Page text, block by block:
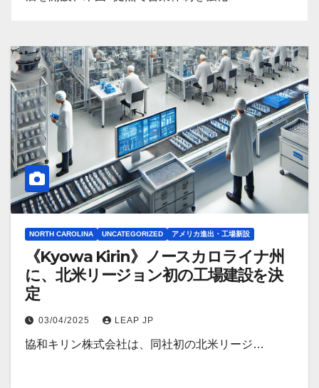
NORTH CAROLINA UNCATEGORIZED アメリカ進出・工場新設
《Kyowa Kirin》ノースカロライナ州
に、北米リージョン初の工場建設を決
定
03/04/2025 LEAP JP
協和キリン株式会社は、同社初の北米リージ…